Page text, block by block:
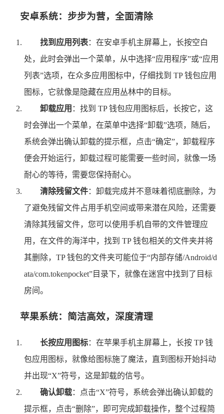
安卓系统：步步为营，全面清除
找到应用列表：在安卓手机主屏幕上，长按空白
处，此时会弹出一个菜单，从中选择“应用程序”或“应用
列表”选项，在众多应用图标中，仔细找到 TP 钱包应用
图标，它就像是隐藏在应用丛林中的目标。
卸载应用 ：找到 TP 钱包应用图标后，长按它，这
时会弹出一个菜单，在菜单中选择“卸载”选项，随后，
系统会弹出确认卸载的提示框，点击“确定”，卸载程序
便会开始运行，卸载过程可能需要一些时间，就像一场
耐心的等待，需要您保持耐心。
清除残留文件：卸载完成并不意味着彻底删除，为
了避免残留文件占用手机空间或带来潜在风险，还需要
清除其残留文件，您可以使用手机自带的文件管理应
用，在文件的海洋中，找到 TP 钱包相关的文件夹并将
其删除，TP 钱包的文件夹可能位于“内部存储/Android/d
ata/com.tokenpocket”目录下，就像在迷宫中找到了目标
房间。
苹果系统：简洁高效，深度清理
长按应用图标：在苹果手机主屏幕上，长按 TP 钱
包应用图标，就像给图标施了魔法，直到图标开始抖动
并出现“X”符号，这是卸载的信号。
确认卸载：点击“X”符号，系统会弹出确认卸载的
提示框，点击“删除”，即可完成卸载操作，整个过程简